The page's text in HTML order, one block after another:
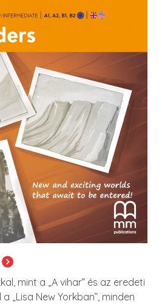
mint a „A vihar” és az eredeti
„Lisa New Yorkban”, minden